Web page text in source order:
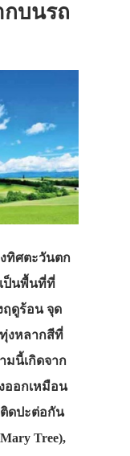
กบนรถ
ทิศตะวันตก
เป็นพื้นที่ที่
ฤดูร้อน จุด
งหลากสีที่
มนี้เกิดจาก
ออกเหมือน
ติดปะต่อกัน
Tree),